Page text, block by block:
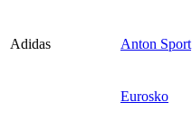
Adidas Anton Sport
Eurosko